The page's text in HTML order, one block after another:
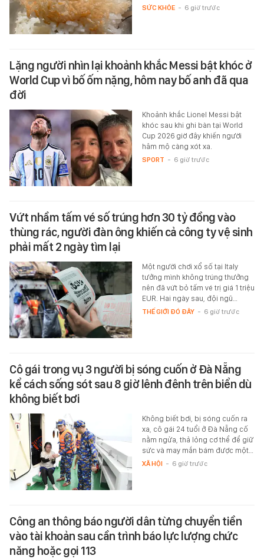
SỨC KHỎE - 6 giờ trước
Lặng người nhìn lại khoảnh khắc Messi bật khóc ở
World Cup vì bố ốm nặng, hôm nay bố anh đã qua
đời
Khoảnh khắc Lionel Messi bật
khóc sau khi ghi bàn tại World
Cup 2026 giờ đây khiến người
hâm mộ càng xót xa.
SPORT - 6 giờ trước
Vứt nhầm tấm vé số trúng hơn 30 tỷ đồng vào
thùng rác, người đàn ông khiến cả công ty vệ sinh
phải mất 2 ngày tìm lại
Một người chơi xổ số tại Italy
tưởng mình không trúng thưởng
nên đã vứt bỏ tấm vé trị giá 1 triệu
EUR. Hai ngày sau, đội ngũ…
THẾ GIỚI ĐÓ ĐÂY - 6 giờ trước
Cô gái trong vụ 3 người bị sóng cuốn ở Đà Nẵng
kể cách sống sót sau 8 giờ lênh đênh trên biển dù
không biết bơi
Không biết bơi, bị sóng cuốn ra
xa, cô gái 24 tuổi ở Đà Nẵng cố
nằm ngửa, thả lỏng cơ thể để giữ
sức và may mắn bám được một…
XÃ HỘI - 6 giờ trước
Công an thông báo người dân từng chuyển tiền
vào tài khoản sau cần trình báo lực lượng chức
năng hoặc gọi 113